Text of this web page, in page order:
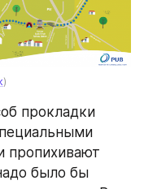
)
прокладки
пропихивают
было бы